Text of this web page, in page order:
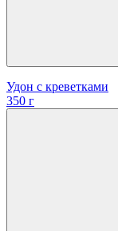
Удон с креветками
350 г